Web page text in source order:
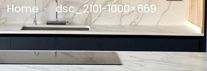
Home dsc_2101-1000×669